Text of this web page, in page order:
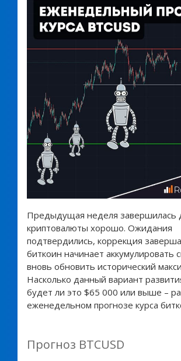
Предыдущая неделя завершилась
криптовалюты хорошо. Ожидания
подтвердились, коррекция
биткоин начинает аккумулировать
вновь обновить исторический
Насколько данный вариант
будет ли это $65 000 или выше –
еженедельном прогнозе курса
Прогноз BTCUSD